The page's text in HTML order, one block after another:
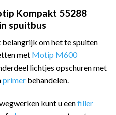
Kompakt 55288
spuitbus
om het te spuiten
met Motip M600
lichtjes opschuren met
primer behandelen.
kunt u eenfiller